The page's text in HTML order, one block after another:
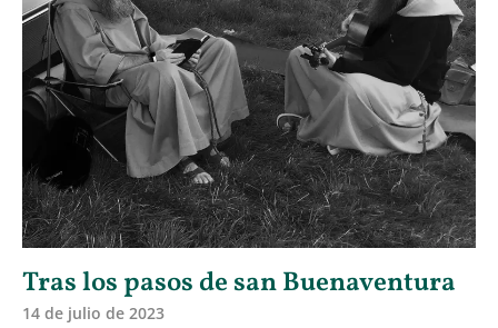
Tras los pasos de san Buenaventura
14 de julio de 2023